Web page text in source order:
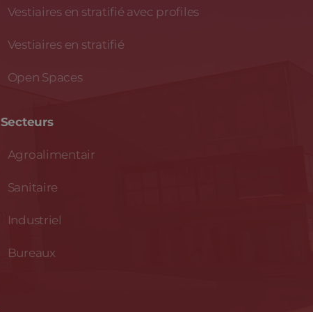
Vestiaires en stratifié avec profiles
Vestiaires en stratifié
Open Spaces
Secteurs
Agroalimentair
Sanitaire
Industriel
Bureaux